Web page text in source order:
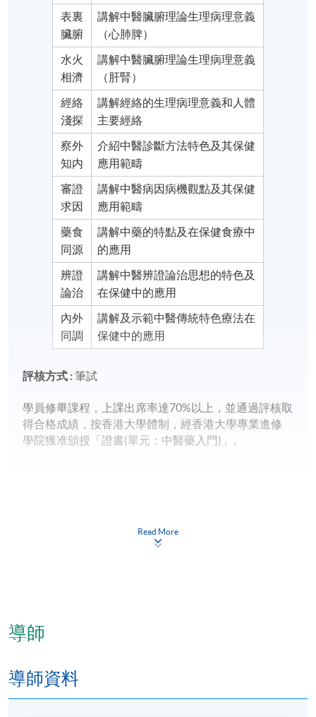
表裏
臟腑
講解中醫臟腑理論生理病理意義
（心肺脾）
水火
相濟
講解中醫臟腑理論生理病理意義
（肝腎）
經絡
淺探
講解經絡的生理病理意義和人體
主要經絡
察外
知内
介紹中醫診斷方法特色及其保健
應用範疇
審證
求因
講解中醫病因病機觀點及其保健
應用範疇
藥食
同源
講解中藥的特點及在保健食療中
的應用
辨證
論治
講解中醫辨證論治思想的特色及
在保健中的應用
內外
同調
講解及示範中醫傳統特色療法在
保健中的應用
評核方式 :筆試
學員修畢課程，上課出席率達70%以上，並通過評核取
得合格成績，按香港大學體制，經香港大學專業進修
學院獲准頒授「證書(單元：中醫藥入門) 」。
2480-CM070A
逢周四，7:00pm - 10:00pm
修業期
講授：30小時
Read More
導師
導師資料